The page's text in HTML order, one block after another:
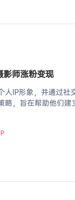
影师涨粉变现
IP形象，并通过
略，旨在帮助他们